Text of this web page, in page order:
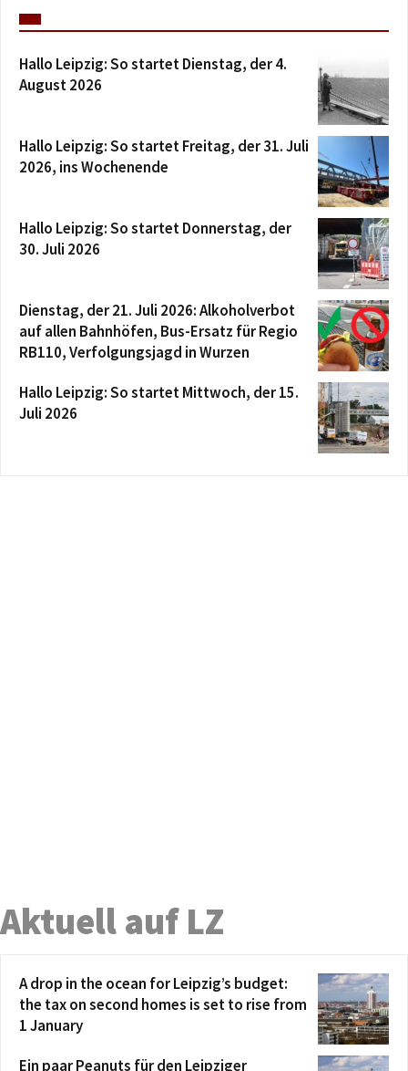
Hallo Leipzig: So startet Dienstag, der 4.
August 2026
Hallo Leipzig: So startet Freitag, der 31. Juli
2026, ins Wochenende
Hallo Leipzig: So startet Donnerstag, der
30. Juli 2026
Dienstag, der 21. Juli 2026: Alkoholverbot
auf allen Bahnhöfen, Bus-Ersatz für Regio
RB110, Verfolgungsjagd in Wurzen
Hallo Leipzig: So startet Mittwoch, der 15.
Juli 2026
Aktuell auf LZ
A drop in the ocean for Leipzig’s budget:
the tax on second homes is set to rise from
1 January
Ein paar Peanuts für den Leipziger